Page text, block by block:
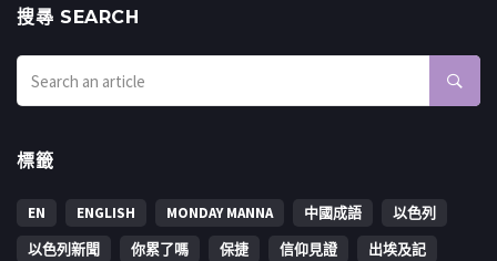
搜㝷 SEARCH
標籤
EN ENGLISH MONDAY MANNA 中國成語
以色列
以色列新聞
你累了嗎 保捷 信仰見證
出埃及記